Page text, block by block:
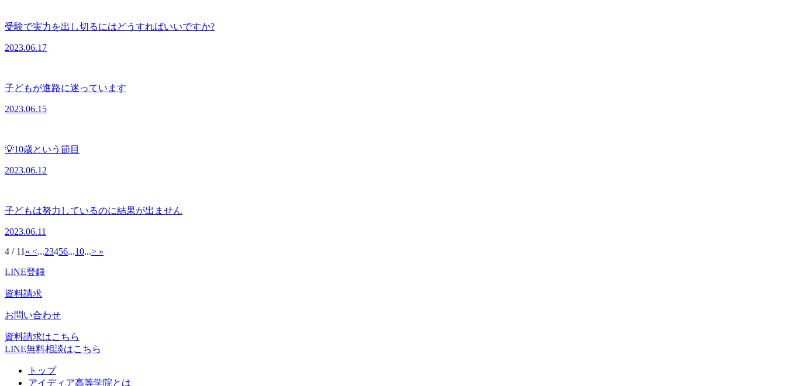
受験で実力を出し切るにはどうすればいいですか?
2023.06.17
子どもが進路に迷っています
2023.06.15
💡10歳という節目
2023.06.12
子どもは努力しているのに結果が出ません
2023.06.11
4 / 11 « <...23456...10...> »
LINE登録
資料請求
お問い合わせ
資料請求はこちら
LINE無料相談はこちら
トップ
アイディア高等学院とは